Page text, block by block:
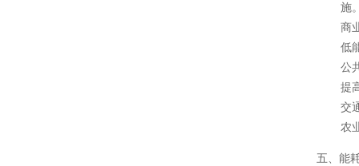
施
商
低
公
提
交
农
五、能